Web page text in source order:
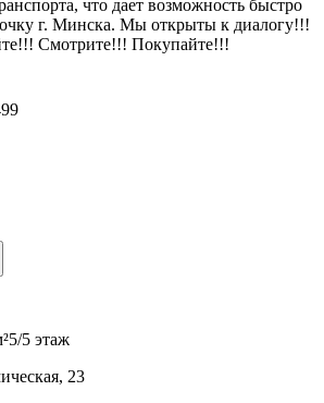
что дает возможность быстро
г. Минска. Мы открыты к диалогу!!!
Смотрите!!! Покупайте!!!
5/5 этаж
23